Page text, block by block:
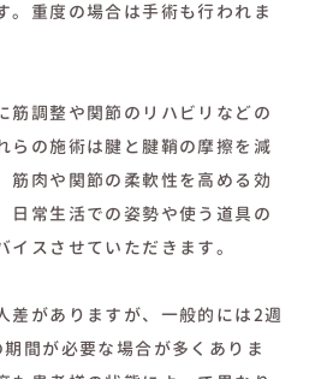
。重度の場合は手術も行われま
筋調整や関節のリハビリなどの
らの施術は腱と腱鞘の摩擦を減
筋肉や関節の柔軟性を高める効
日常生活での姿勢や使う道具の
スさせていただきます。
差がありますが、一般的には2週
間が必要な場合が多くありま